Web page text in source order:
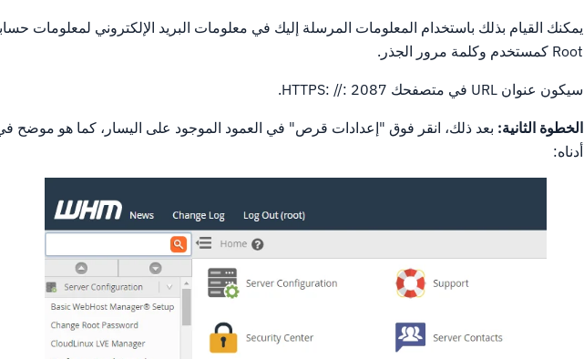
يمكنك القيام بذلك باستخدام المعلومات المرسلة إليك في معلومات البريد الإلكتروني لمعلومات
Root كمستخدم وكلمة مرور الجذر.
سيكون عنوان URL في متصفحك HTTPS: //: 2087.
الخطوة الثانية: بعد ذلك، انقر فوق "إعدادات قرص" في العمود الموجود على اليسار، كما هو موضح
أدناه: